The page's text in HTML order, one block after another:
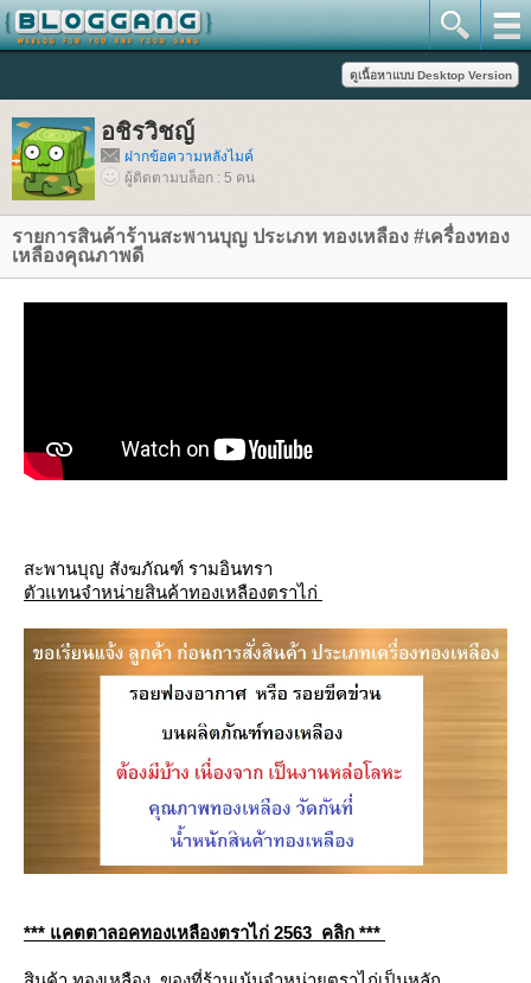
อชิรวิชญ์
ฝากข้อความหลังไมค์
ผู้ติดตามบล็อก : 5 คน
รายการสินค้าร้านสะพานบุญ ประเภท ทองเหลือง #เครื่องทอง
เหลืองคุณภาพดี
สะพานบุญ สังฆภัณฑ์ รามอินทรา
ตัวแทนจำหน่ายสินค้าทองเหลืองตราไก่
*** แคตตาลอคทองเหลืองตราไก่ 2563 คลิก ***